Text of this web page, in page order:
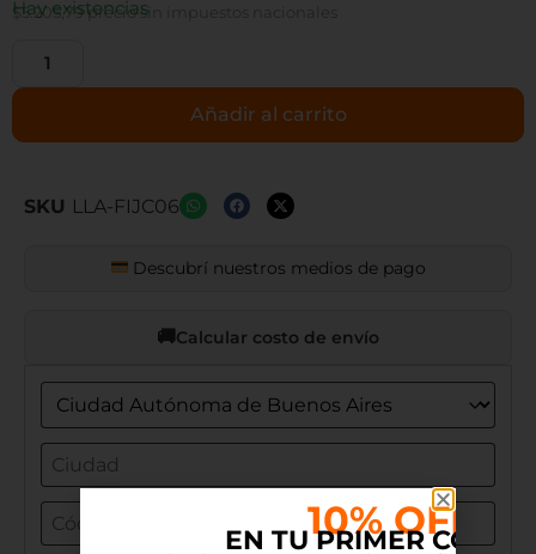
$5.205,79precio sin impuestos nacionales
Hay existencias
Añadir al carrito
SKU LLA-FIJC06
Descubrí nuestros medios de pago
Calcular costo de envío
10% OFF
EN TU PRIMER